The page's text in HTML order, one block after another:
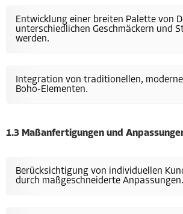
Entwicklung einer breiten Palette von
unterschiedlichen Geschmäckern und
werden.
Integration von traditionellen,
Boho-Elementen.
1.3 Maßanfertigungen und
Berücksichtigung von individuellen
durch maßgeschneiderte Anpassungen.